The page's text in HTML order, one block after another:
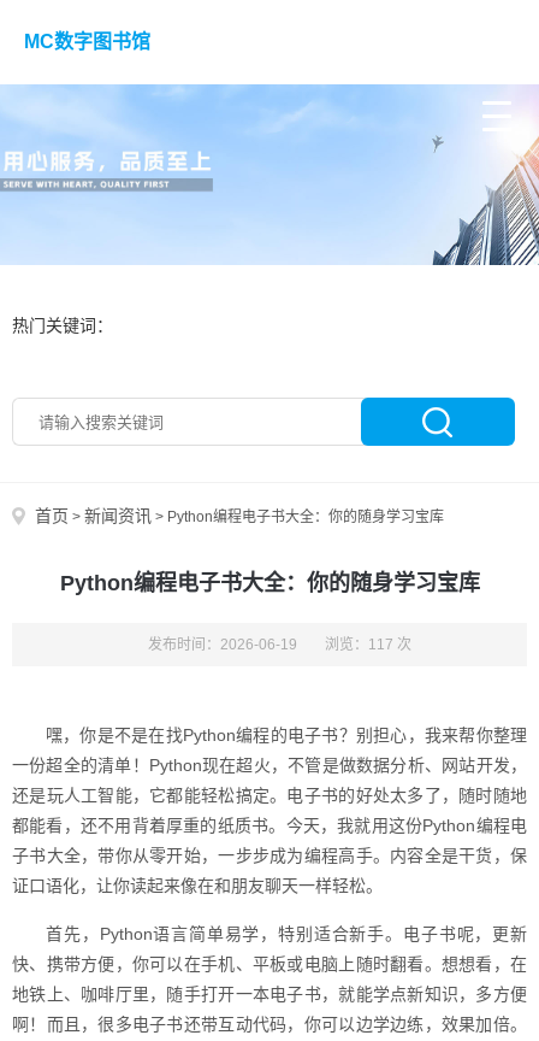
MC数字图书馆
热门关键词：
首页 > 新闻资讯 > Python编程电子书大全：你的随身学习宝库
Python编程电子书大全：你的随身学习宝库
发布时间：2026-06-19 浏览：117 次
嘿，你是不是在找Python编程的电子书？别担心，我来帮你整理
一份超全的清单！Python现在超火，不管是做数据分析、网站开发，
还是玩人工智能，它都能轻松搞定。电子书的好处太多了，随时随地
都能看，还不用背着厚重的纸质书。今天，我就用这份Python编程电
子书大全，带你从零开始，一步步成为编程高手。内容全是干货，保
证口语化，让你读起来像在和朋友聊天一样轻松。
首先，Python语言简单易学，特别适合新手。电子书呢，更新
快、携带方便，你可以在手机、平板或电脑上随时翻看。想想看，在
地铁上、咖啡厅里，随手打开一本电子书，就能学点新知识，多方便
啊！而且，很多电子书还带互动代码，你可以边学边练，效果加倍。